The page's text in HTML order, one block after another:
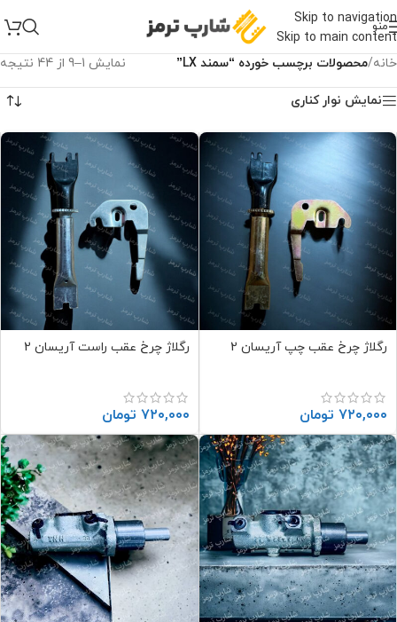
Skip to navigation
Skip to main content
منو
خانه/محصولات برچسب خورده “سمند LX” نمایش 1–9 از 44 نتیجه
نمایش نوار کناری
رگلاژ چرخ عقب چپ آریسان 2
۷۲۰,۰۰۰ تومان
رگلاژ چرخ عقب راست آریسان 2
۷۲۰,۰۰۰ تومان